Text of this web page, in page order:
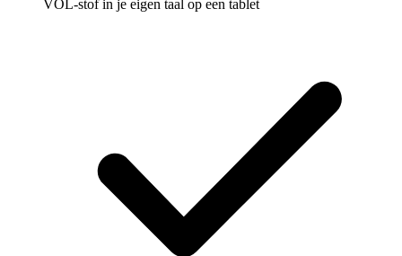
VOL-stof in je eigen taal op een tablet